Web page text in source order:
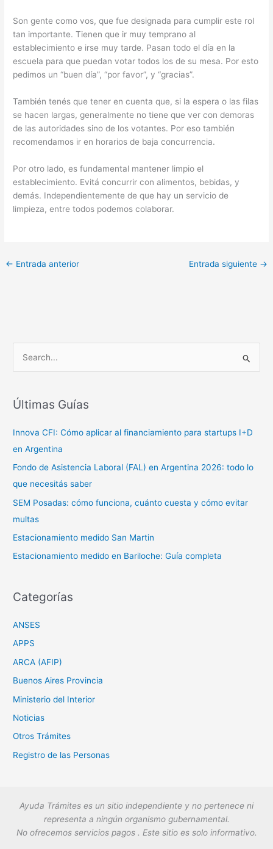
Son gente como vos, que fue designada para cumplir este rol
tan importante. Tienen que ir muy temprano al
establecimiento e irse muy tarde. Pasan todo el día en la
escuela para que puedan votar todos los de su mesa. Por esto
pedimos un “buen día”, “por favor”, y “gracias”.
También tenés que tener en cuenta que, si la espera o las filas
se hacen largas, generalmente no tiene que ver con demoras
de las autoridades sino de los votantes. Por eso también
recomendamos ir en horarios de baja concurrencia.
Por otro lado, es fundamental mantener limpio el
establecimiento. Evitá concurrir con alimentos, bebidas, y
demás. Independientemente de que hay un servicio de
limpieza, entre todos podemos colaborar.
← Entrada anterior Entrada siguiente →
c
r
p
o
r
:
Últimas Guías
Innova CFI: Cómo aplicar al financiamiento para startups I+D
en Argentina
Fondo de Asistencia Laboral (FAL) en Argentina 2026: todo lo
que necesitás saber
SEM Posadas: cómo funciona, cuánto cuesta y cómo evitar
multas
Estacionamiento medido San Martin
Estacionamiento medido en Bariloche: Guía completa
Categorías
ANSES
APPS
ARCA (AFIP)
Buenos Aires Provincia
Ministerio del Interior
Noticias
Otros Trámites
Registro de las Personas
Ayuda Trámites es un sitio independiente y no pertenece ni
representa a ningún organismo gubernamental.
No ofrecemos servicios pagos . Este sitio es solo informativo.